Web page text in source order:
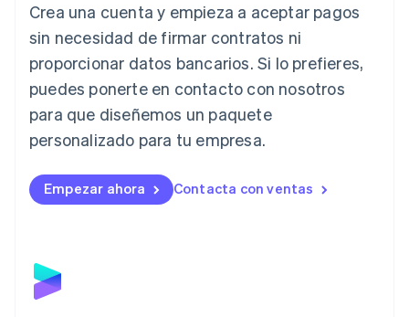
Crea una cuenta y empieza a aceptar pagos
sin necesidad de firmar contratos ni
proporcionar datos bancarios. Si lo prefieres,
puedes ponerte en contacto con nosotros
para que diseñemos un paquete
personalizado para tu empresa.
Empezar ahora Contacta con ventas
Italia
English
Japón
日本語English
Letonia
Liechtenstein
DeutschEnglish
English
Luxemburgo
Malta
English